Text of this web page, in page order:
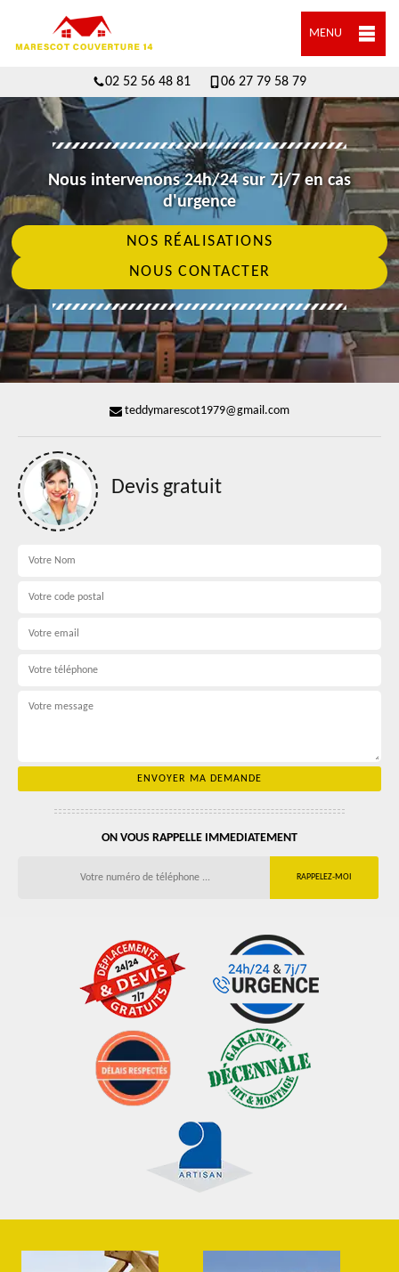
MENU
02 52 56 48 81 06 27 79 58 79
Nous intervenons 24h/24 sur 7j/7 en cas
d'urgence
NOS RÉALISATIONS
NOUS CONTACTER
teddymarescot1979@gmail.com
Devis gratuit
ON VOUS RAPPELLE IMMEDIATEMENT